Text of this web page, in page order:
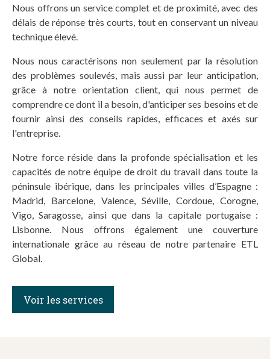
Nous offrons un service complet et de proximité, avec des
délais de réponse très courts, tout en conservant un niveau
technique élevé.
Nous nous caractérisons non seulement par la résolution
des problèmes soulevés, mais aussi par leur anticipation,
grâce à notre orientation client, qui nous permet de
comprendre ce dont il a besoin, d'anticiper ses besoins et de
fournir ainsi des conseils rapides, efficaces et axés sur
l'entreprise.
Notre force réside dans la profonde spécialisation et les
capacités de notre équipe de droit du travail dans toute la
péninsule ibérique, dans les principales villes d’Espagne :
Madrid, Barcelone, Valence, Séville, Cordoue, Corogne,
Vigo, Saragosse, ainsi que dans la capitale portugaise :
Lisbonne. Nous offrons également une couverture
internationale grâce au réseau de notre partenaire ETL
Global.
Voir les services